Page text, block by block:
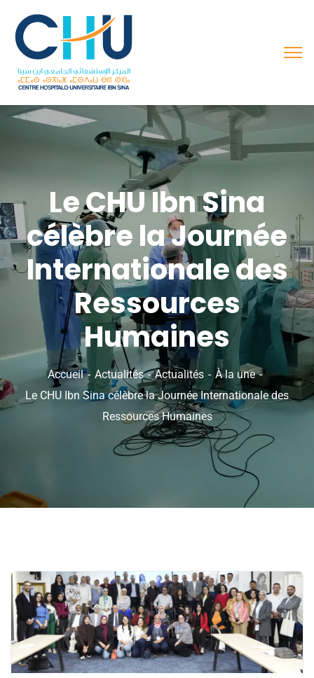
Le CHU Ibn Sina
célèbre la Journée
Internationale des
Ressources
Humaines
Accueil Actualités Actualités
À la une
Le CHU Ibn Sina célèbre la Journée Internationale des
Ressources Humaines